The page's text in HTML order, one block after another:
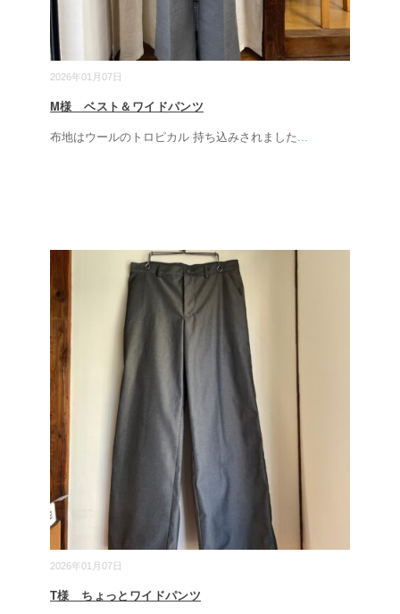
2026年01月07日
M様 ベスト＆ワイドパンツ
布地はウールのトロピカル 持ち込みされました...
2026年01月07日
T様 ちょっとワイドパンツ